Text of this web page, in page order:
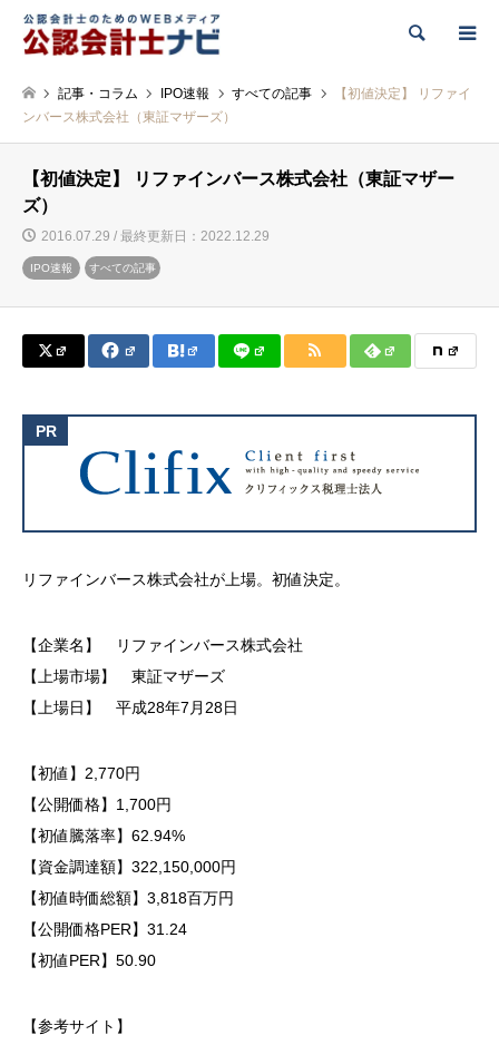
検索
記事・コラム IPO速報 すべての記事
【初値決定】 リファイ
ンバース株式会社（東証マザーズ）
【初値決定】 リファインバース株式会社（東証マザー
ズ）
2016.07.29 / 最終更新日：2022.12.29
IPO速報 すべての記事
リファインバース株式会社が上場。初値決定。
【企業名】 リファインバース株式会社
【上場市場】 東証マザーズ
【上場日】 平成28年7月28日
【初値】2,770円
【公開価格】1,700円
【初値騰落率】62.94%
【資金調達額】322,150,000円
【初値時価総額】3,818百万円
【公開価格PER】31.24
【初値PER】50.90
【参考サイト】